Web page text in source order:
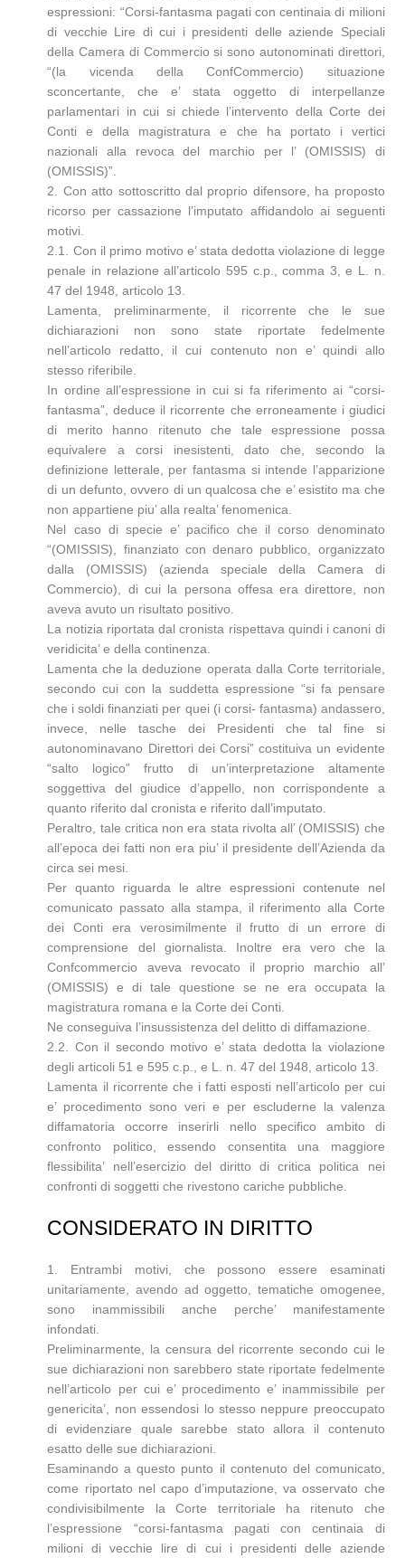
espressioni: “Corsi-fantasma pagati con centinaia di milioni
di vecchie Lire di cui i presidenti delle aziende Speciali
della Camera di Commercio si sono autonominati direttori,
“(la vicenda della ConfCommercio) situazione
sconcertante, che e’ stata oggetto di interpellanze
parlamentari in cui si chiede l’intervento della Corte dei
Conti e della magistratura e che ha portato i vertici
nazionali alla revoca del marchio per l’ (OMISSIS) di
(OMISSIS)”.
2. Con atto sottoscritto dal proprio difensore, ha proposto
ricorso per cassazione l’imputato affidandolo ai seguenti
motivi.
2.1. Con il primo motivo e’ stata dedotta violazione di legge
penale in relazione all’articolo 595 c.p., comma 3, e L. n.
47 del 1948, articolo 13.
Lamenta, preliminarmente, il ricorrente che le sue
dichiarazioni non sono state riportate fedelmente
nell’articolo redatto, il cui contenuto non e’ quindi allo
stesso riferibile.
In ordine all’espressione in cui si fa riferimento ai “corsi-
fantasma”, deduce il ricorrente che erroneamente i giudici
di merito hanno ritenuto che tale espressione possa
equivalere a corsi inesistenti, dato che, secondo la
definizione letterale, per fantasma si intende l’apparizione
di un defunto, ovvero di un qualcosa che e’ esistito ma che
non appartiene piu’ alla realta’ fenomenica.
Nel caso di specie e’ pacifico che il corso denominato
“(OMISSIS), finanziato con denaro pubblico, organizzato
dalla (OMISSIS) (azienda speciale della Camera di
Commercio), di cui la persona offesa era direttore, non
aveva avuto un risultato positivo.
La notizia riportata dal cronista rispettava quindi i canoni di
veridicita’ e della continenza.
Lamenta che la deduzione operata dalla Corte territoriale,
secondo cui con la suddetta espressione “si fa pensare
che i soldi finanziati per quei (i corsi- fantasma) andassero,
invece, nelle tasche dei Presidenti che tal fine si
autonominavano Direttori dei Corsi” costituiva un evidente
“salto logico” frutto di un’interpretazione altamente
soggettiva del giudice d’appello, non corrispondente a
quanto riferito dal cronista e riferito dall’imputato.
Peraltro, tale critica non era stata rivolta all’ (OMISSIS) che
all’epoca dei fatti non era piu’ il presidente dell’Azienda da
circa sei mesi.
Per quanto riguarda le altre espressioni contenute nel
comunicato passato alla stampa, il riferimento alla Corte
dei Conti era verosimilmente il frutto di un errore di
comprensione del giornalista. Inoltre era vero che la
Confcommercio aveva revocato il proprio marchio all’
(OMISSIS) e di tale questione se ne era occupata la
magistratura romana e la Corte dei Conti.
Ne conseguiva l’insussistenza del delitto di diffamazione.
2.2. Con il secondo motivo e’ stata dedotta la violazione
degli articoli 51 e 595 c.p., e L. n. 47 del 1948, articolo 13.
Lamenta il ricorrente che i fatti esposti nell’articolo per cui
e’ procedimento sono veri e per escluderne la valenza
diffamatoria occorre inserirli nello specifico ambito di
confronto politico, essendo consentita una maggiore
flessibilita’ nell’esercizio del diritto di critica politica nei
confronti di soggetti che rivestono cariche pubbliche.
CONSIDERATO IN DIRITTO
1. Entrambi motivi, che possono essere esaminati
unitariamente, avendo ad oggetto, tematiche omogenee,
sono inammissibili anche perche’ manifestamente
infondati.
Preliminarmente, la censura del ricorrente secondo cui le
sue dichiarazioni non sarebbero state riportate fedelmente
nell’articolo per cui e’ procedimento e’ inammissibile per
genericita’, non essendosi lo stesso neppure preoccupato
di evidenziare quale sarebbe stato allora il contenuto
esatto delle sue dichiarazioni.
Esaminando a questo punto il contenuto del comunicato,
come riportato nel capo d’imputazione, va osservato che
condivisibilmente la Corte territoriale ha ritenuto che
l’espressione “corsi-fantasma pagati con centinaia di
milioni di vecchie lire di cui i presidenti delle aziende